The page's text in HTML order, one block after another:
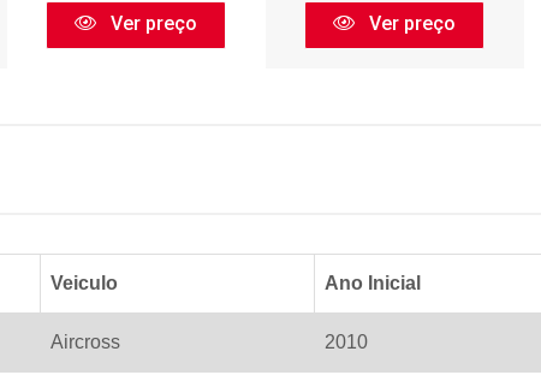
Ver preço Ver preço
Veiculo Ano Inicial
Aircross 2010